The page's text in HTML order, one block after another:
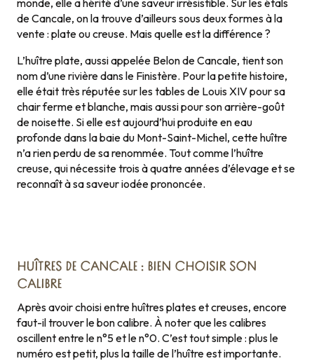
monde, elle a hérité d’une saveur irrésistible. Sur les étals
de Cancale, on la trouve d’ailleurs sous deux formes à la
vente : plate ou creuse. Mais quelle est la différence ?
L’huître plate, aussi appelée Belon de Cancale, tient son
nom d’une rivière dans le Finistère. Pour la petite histoire,
elle était très réputée sur les tables de Louis XIV pour sa
chair ferme et blanche, mais aussi pour son arrière-goût
de noisette. Si elle est aujourd’hui produite en eau
profonde dans la baie du Mont-Saint-Michel, cette huître
n’a rien perdu de sa renommée. Tout comme l’huître
creuse, qui nécessite trois à quatre années d’élevage et se
reconnaît à sa saveur iodée prononcée.
HUÎTRES DE CANCALE : BIEN CHOISIR SON
CALIBRE
Après avoir choisi entre huîtres plates et creuses, encore
faut-il trouver le bon calibre. À noter que les calibres
oscillent entre le n°5 et le n°0. C’est tout simple : plus le
numéro est petit, plus la taille de l’huître est importante.